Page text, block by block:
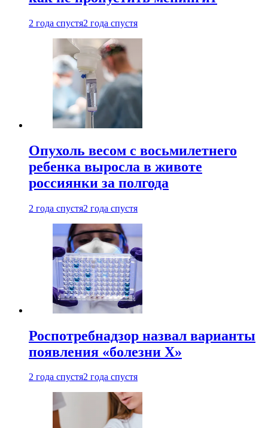
2 года спустя2 года спустя
Опухоль весом с восьмилетнего
ребенка выросла в животе
россиянки за полгода
2 года спустя2 года спустя
Роспотребнадзор назвал варианты
появления «болезни Х»
2 года спустя2 года спустя